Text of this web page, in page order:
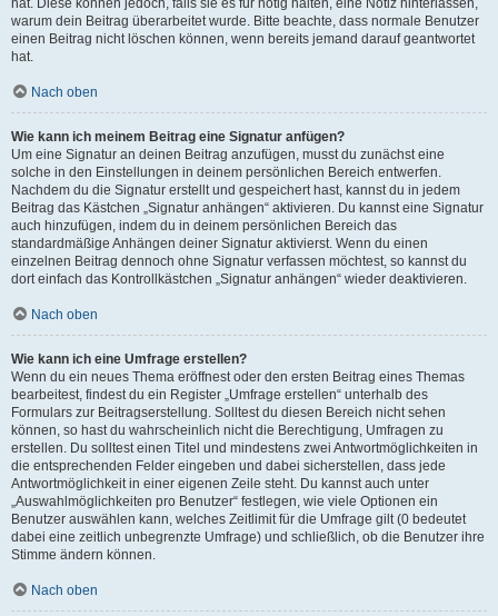
hat. Diese können jedoch, falls sie es für nötig halten, eine Notiz hinterlassen,
warum dein Beitrag überarbeitet wurde. Bitte beachte, dass normale Benutzer
einen Beitrag nicht löschen können, wenn bereits jemand darauf geantwortet
hat.
Nach oben
Wie kann ich meinem Beitrag eine Signatur anfügen?
Um eine Signatur an deinen Beitrag anzufügen, musst du zunächst eine
solche in den Einstellungen in deinem persönlichen Bereich entwerfen.
Nachdem du die Signatur erstellt und gespeichert hast, kannst du in jedem
Beitrag das Kästchen „Signatur anhängen“ aktivieren. Du kannst eine Signatur
auch hinzufügen, indem du in deinem persönlichen Bereich das
standardmäßige Anhängen deiner Signatur aktivierst. Wenn du einen
einzelnen Beitrag dennoch ohne Signatur verfassen möchtest, so kannst du
dort einfach das Kontrollkästchen „Signatur anhängen“ wieder deaktivieren.
Nach oben
Wie kann ich eine Umfrage erstellen?
Wenn du ein neues Thema eröffnest oder den ersten Beitrag eines Themas
bearbeitest, findest du ein Register „Umfrage erstellen“ unterhalb des
Formulars zur Beitragserstellung. Solltest du diesen Bereich nicht sehen
können, so hast du wahrscheinlich nicht die Berechtigung, Umfragen zu
erstellen. Du solltest einen Titel und mindestens zwei Antwortmöglichkeiten in
die entsprechenden Felder eingeben und dabei sicherstellen, dass jede
Antwortmöglichkeit in einer eigenen Zeile steht. Du kannst auch unter
„Auswahlmöglichkeiten pro Benutzer“ festlegen, wie viele Optionen ein
Benutzer auswählen kann, welches Zeitlimit für die Umfrage gilt (0 bedeutet
dabei eine zeitlich unbegrenzte Umfrage) und schließlich, ob die Benutzer ihre
Stimme ändern können.
Nach oben